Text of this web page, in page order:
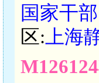
国家干
区: 上海